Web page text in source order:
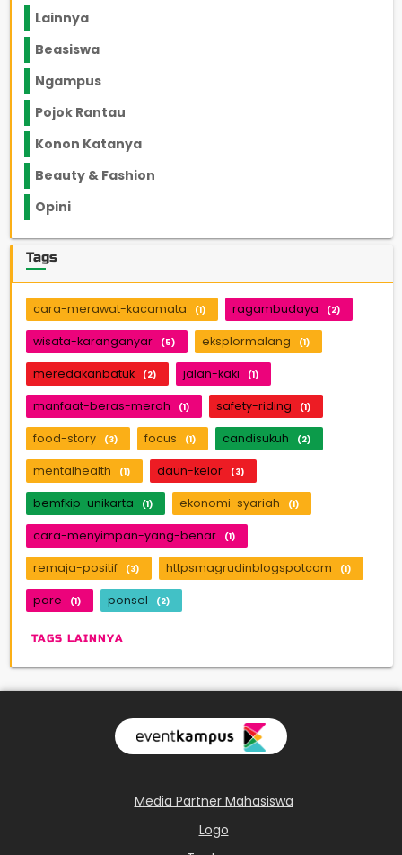
Lainnya
Beasiswa
Ngampus
Pojok Rantau
Konon Katanya
Beauty & Fashion
Opini
Tags
cara-merawat-kacamata (1) ragambudaya (2)
wisata-karanganyar (5) eksplormalang (1)
meredakanbatuk (2) jalan-kaki (1)
manfaat-beras-merah (1) safety-riding (1)
food-story (3) focus (1) candisukuh (2)
mentalhealth (1) daun-kelor (3)
bemfkip-unikarta (1) ekonomi-syariah (1)
cara-menyimpan-yang-benar (1)
remaja-positif (3) httpsmagrudinblogspotcom (1)
pare (1) ponsel (2)
TAGS LAINNYA
Media Partner Mahasiswa
Logo